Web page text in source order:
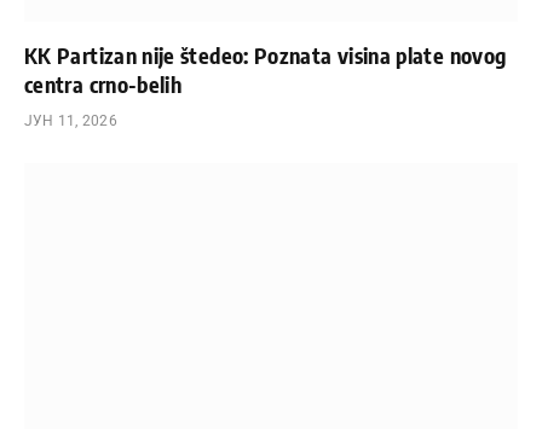
KK Partizan nije štedeo: Poznata visina plate novog
centra crno-belih
ЈУН 11, 2026